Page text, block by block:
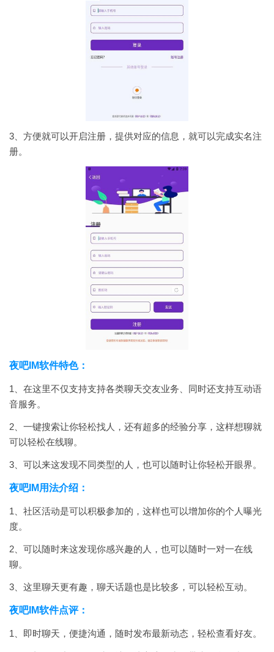
3、方便就可以开启注册，提供对应的信息，就可以完成实名注
册。
夜吧IM软件特色：
1、在这里不仅支持支持各类聊天交友业务、同时还支持互动语
音服务。
2、一键搜索让你轻松找人，还有超多的经验分享，这样想聊就
可以轻松在线聊。
3、可以来这发现不同类型的人，也可以随时让你轻松开眼界。
夜吧IM用法介绍：
1、社区活动是可以积极参加的，这样也可以增加你的个人曝光
度。
2、可以随时来这发现你感兴趣的人，也可以随时一对一在线
聊。
3、这里聊天更有趣，聊天话题也是比较多，可以轻松互动。
夜吧IM软件点评：
1、即时聊天，便捷沟通，随时发布最新动态，轻松查看好友。